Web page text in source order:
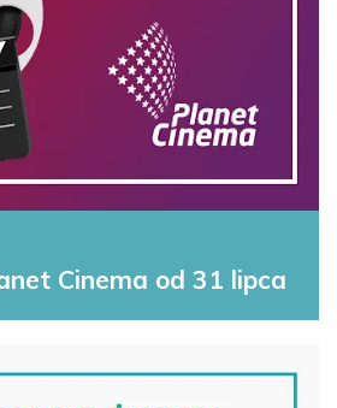
Cinema od 31 lipca